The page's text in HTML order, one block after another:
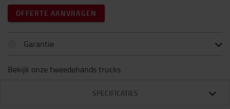
OFFERTE AANVRAGEN
Garantie
Bekijk onze tweedehands trucks
SPECIFICATIES